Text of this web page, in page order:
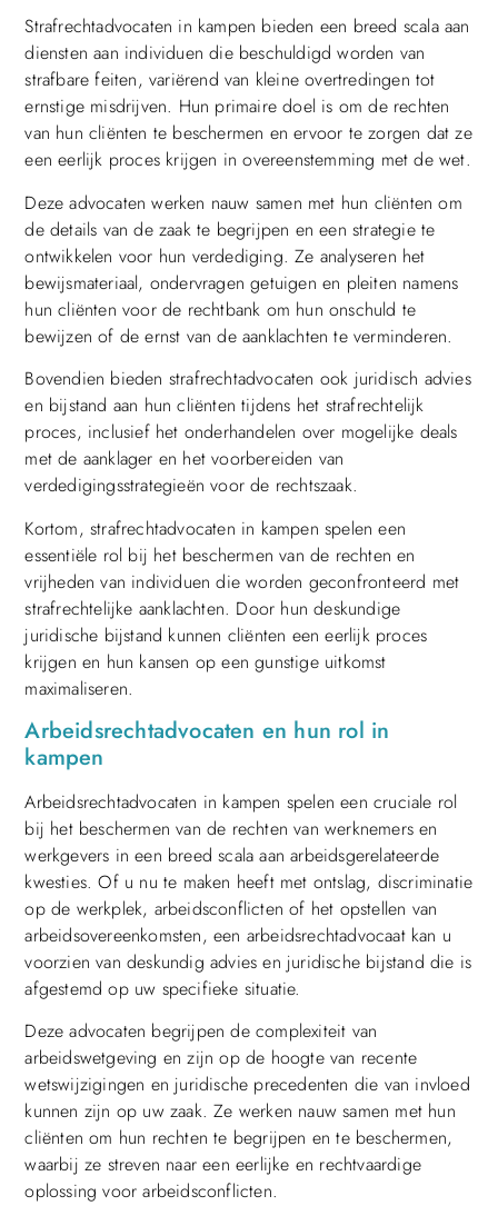
Strafrechtadvocaten in kampen bieden een breed scala aan
diensten aan individuen die beschuldigd worden van
strafbare feiten, variërend van kleine overtredingen tot
ernstige misdrijven. Hun primaire doel is om de rechten
van hun cliënten te beschermen en ervoor te zorgen dat ze
een eerlijk proces krijgen in overeenstemming met de wet.
Deze advocaten werken nauw samen met hun cliënten om
de details van de zaak te begrijpen en een strategie te
ontwikkelen voor hun verdediging. Ze analyseren het
bewijsmateriaal, ondervragen getuigen en pleiten namens
hun cliënten voor de rechtbank om hun onschuld te
bewijzen of de ernst van de aanklachten te verminderen.
Bovendien bieden strafrechtadvocaten ook juridisch advies
en bijstand aan hun cliënten tijdens het strafrechtelijk
proces, inclusief het onderhandelen over mogelijke deals
met de aanklager en het voorbereiden van
verdedigingsstrategieën voor de rechtszaak.
Kortom, strafrechtadvocaten in kampen spelen een
essentiële rol bij het beschermen van de rechten en
vrijheden van individuen die worden geconfronteerd met
strafrechtelijke aanklachten. Door hun deskundige
juridische bijstand kunnen cliënten een eerlijk proces
krijgen en hun kansen op een gunstige uitkomst
maximaliseren.
Arbeidsrechtadvocaten en hun rol in
kampen
Arbeidsrechtadvocaten in kampen spelen een cruciale rol
bij het beschermen van de rechten van werknemers en
werkgevers in een breed scala aan arbeidsgerelateerde
kwesties. Of u nu te maken heeft met ontslag, discriminatie
op de werkplek, arbeidsconflicten of het opstellen van
arbeidsovereenkomsten, een arbeidsrechtadvocaat kan u
voorzien van deskundig advies en juridische bijstand die is
afgestemd op uw specifieke situatie.
Deze advocaten begrijpen de complexiteit van
arbeidswetgeving en zijn op de hoogte van recente
wetswijzigingen en juridische precedenten die van invloed
kunnen zijn op uw zaak. Ze werken nauw samen met hun
cliënten om hun rechten te begrijpen en te beschermen,
waarbij ze streven naar een eerlijke en rechtvaardige
oplossing voor arbeidsconflicten.